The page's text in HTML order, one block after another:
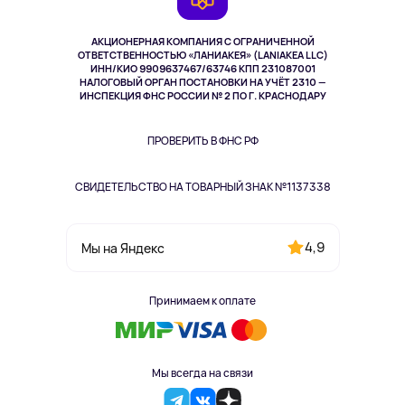
АКЦИОНЕРНАЯ КОМПАНИЯ С ОГРАНИЧЕННОЙ
ОТВЕТСТВЕННОСТЬЮ «ЛАНИАКЕЯ» (LANIAKEA LLC)
ИНН/КИО 9909637467/63746 КПП 231087001
НАЛОГОВЫЙ ОРГАН ПОСТАНОВКИ НА УЧЁТ 2310 —
ИНСПЕКЦИЯ ФНС РОССИИ № 2 ПО Г. КРАСНОДАРУ
ПРОВЕРИТЬ В ФНС РФ
СВИДЕТЕЛЬСТВО НА ТОВАРНЫЙ ЗНАК №1137338
Мы на Яндекс 4,9
Принимаем к оплате
Мы всегда на связи
Здоровье питомцев
Одежда и аксессуары